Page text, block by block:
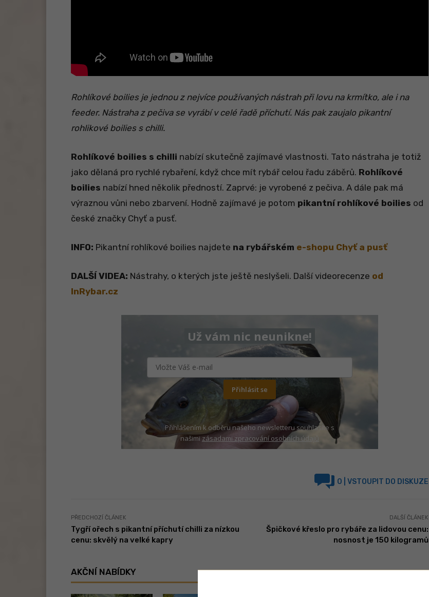
Rohlíkové boilies je jednou z nejvíce používaných nástrah při lovu na krmítko, ale i na
feeder. Nástraha z pečiva se vyrábí v celé řadě příchutí. Nás pak zaujalo pikantní
rohlikové boilies s chilli.
Rohlíkové boilies s chilli nabízí skutečně zajímavé vlastnosti. Tato nástraha je totiž
jako dělaná pro rychlé rybaření, když chce mít rybář celou řadu záběrů. Rohlíkové
boilies nabízí hned několik předností. Zaprvé: je vyrobené z pečiva. A dále pak má
výraznou vůni nebo zbarvení. Hodně zajímavé je potom pikantní rohlíkové boilies od
české značky Chyť a pusť.
INFO: Pikantní rohlíkové boilies najdete na rybářském e-shopu Chyť a pusť
DALŠÍ VIDEA: Nástrahy, o kterých jste ještě neslyšeli. Další videorecenze od
InRybar.cz
Už vám nic neunikne!
Přihlásit se
Přihlášením k odběru našeho newsletteru souhlasíte s
našimizásadami zpracování osobních údajů
0 | VSTOUPIT DO DISKUZE
PŘEDCHOZÍ ČLÁNEK
Tygří ořech s pikantní příchutí chilli za nízkou
cenu: skvělý na velké kapry
DALŠÍ ČLÁNEK
Špičkové křeslo pro rybáře za lidovou cenu:
nosnost je 150 kilogramů
AKČNÍ NABÍDKY